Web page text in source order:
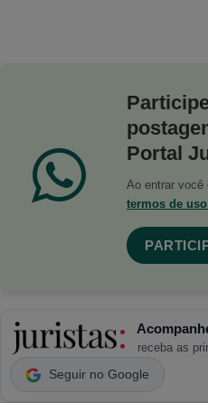
Portal
Ao entrar você
termos de uso
receba as
Seguir no Google